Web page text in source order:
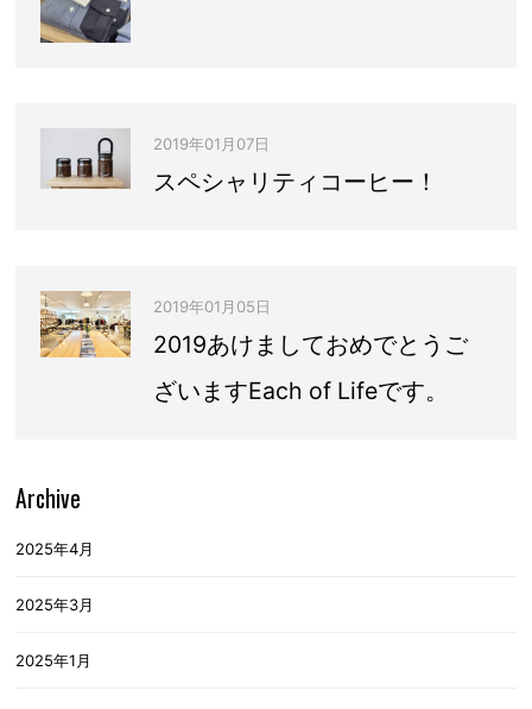
2019年01月07日
スペシャリティコーヒー！
2019年01月05日
2019あけましておめでとうご
ざいますEach of Lifeです。
Archive
2025年4月
2025年3月
2025年1月